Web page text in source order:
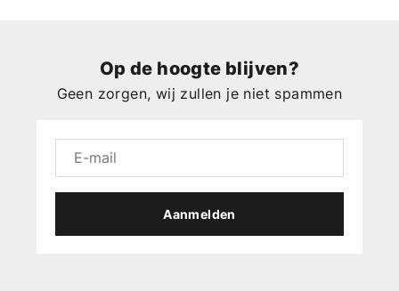
Op de hoogte blijven?
Geen zorgen, wij zullen je niet spammen
Aanmelden